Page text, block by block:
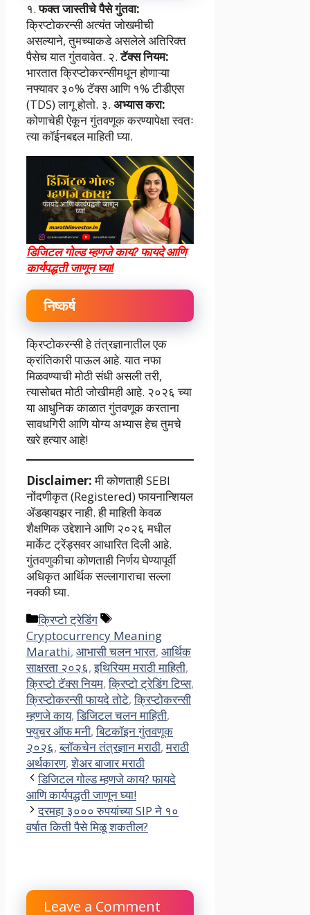
१.फक्त जास्तीचे पैसे गुंतवा:
क्रिप्टोकरन्सी अत्यंत जोखमीची
असल्याने, तुमच्याकडे असलेले अतिरिक्त
पैसेच यात गुंतवावेत. २.टॅक्स नियम:
भारतात क्रिप्टोकरन्सीमधून होणाऱ्या
नफ्यावर ३०% टॅक्स आणि १% टीडीएस
(TDS) लागू होतो. ३. अभ्यास करा:
कोणाचेही ऐकून गुंतवणूक करण्यापेक्षा स्वतः
त्या कॉईनबद्दल माहिती घ्या.
डिजिटल गोल्ड म्हणजे काय? फायदे आणि
कार्यपद्धती जाणून घ्या!
निष्कर्ष
क्रिप्टोकरन्सी हे तंत्रज्ञानातील एक
क्रांतिकारी पाऊल आहे. यात नफा
मिळवण्याची मोठी संधी असली तरी,
त्यासोबत मोठी जोखीमही आहे. २०२६ च्या
या आधुनिक काळात गुंतवणूक करताना
सावधगिरी आणि योग्य अभ्यास हेच तुमचे
खरे हत्यार आहे!
Disclaimer:मी कोणताही SEBI
नोंदणीकृत (Registered) फायनान्शियल
ॲडव्हायझर नाही. ही माहिती केवळ
शैक्षणिक उद्देशाने आणि २०२६ मधील
मार्केट ट्रेंड्सवर आधारित दिली आहे.
गुंतवणुकीचा कोणताही निर्णय घेण्यापूर्वी
अधिकृत आर्थिक सल्लागाराचा सल्ला
नक्की घ्या.
Categories
क्रिप्टो ट्रेडिंग
Tags
Cryptocurrency Meaning
Marathi, आभासी चलन भारत, आर्थिक
साक्षरता २०२६,इथिरियम मराठी माहिती,
क्रिप्टो टॅक्स नियम,क्रिप्टो ट्रेडिंग टिप्स,
क्रिप्टोकरन्सी फायदे तोटे,क्रिप्टोकरन्सी
म्हणजे काय,डिजिटल चलन माहिती,
फ्युचर ऑफ मनी,बिटकॉइन गुंतवणूक
२०२६,ब्लॉकचेन तंत्रज्ञान मराठी,मराठी
अर्थकारण,शेअर बाजार मराठी
डिजिटल गोल्ड म्हणजे काय? फायदे
आणि कार्यपद्धती जाणून घ्या!
दरमहा ३००० रुपयांच्या SIP ने १०
वर्षात किती पैसे मिळू शकतील?
Leave a Comment